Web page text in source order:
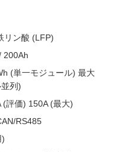
リン酸 (LFP)
200Ah
(単一モジュール) 最大
列)
(評価) 150A (最大)
RS485
)